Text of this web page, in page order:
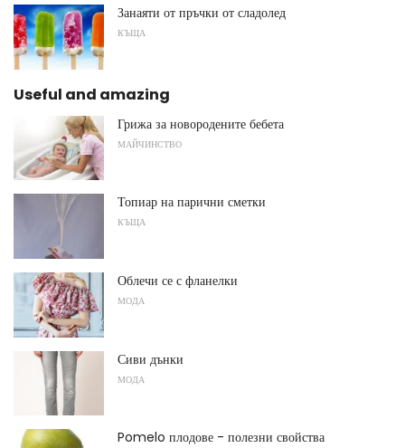
Занаяти от пръчки от сладолед
КЪЩА
Useful and amazing
Грижа за новородените бебета
МАЙЧИНСТВО
Топиар на парични сметки
КЪЩА
Облечи се с фланелки
МОДА
Сиви дънки
МОДА
Pomelo плодове - полезни свойства